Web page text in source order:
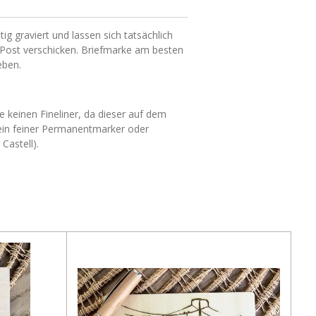
graviert und lassen sich tatsächlich
verschicken. Briefmarke am besten
keinen Fineliner, da dieser auf dem
feiner Permanentmarker oder